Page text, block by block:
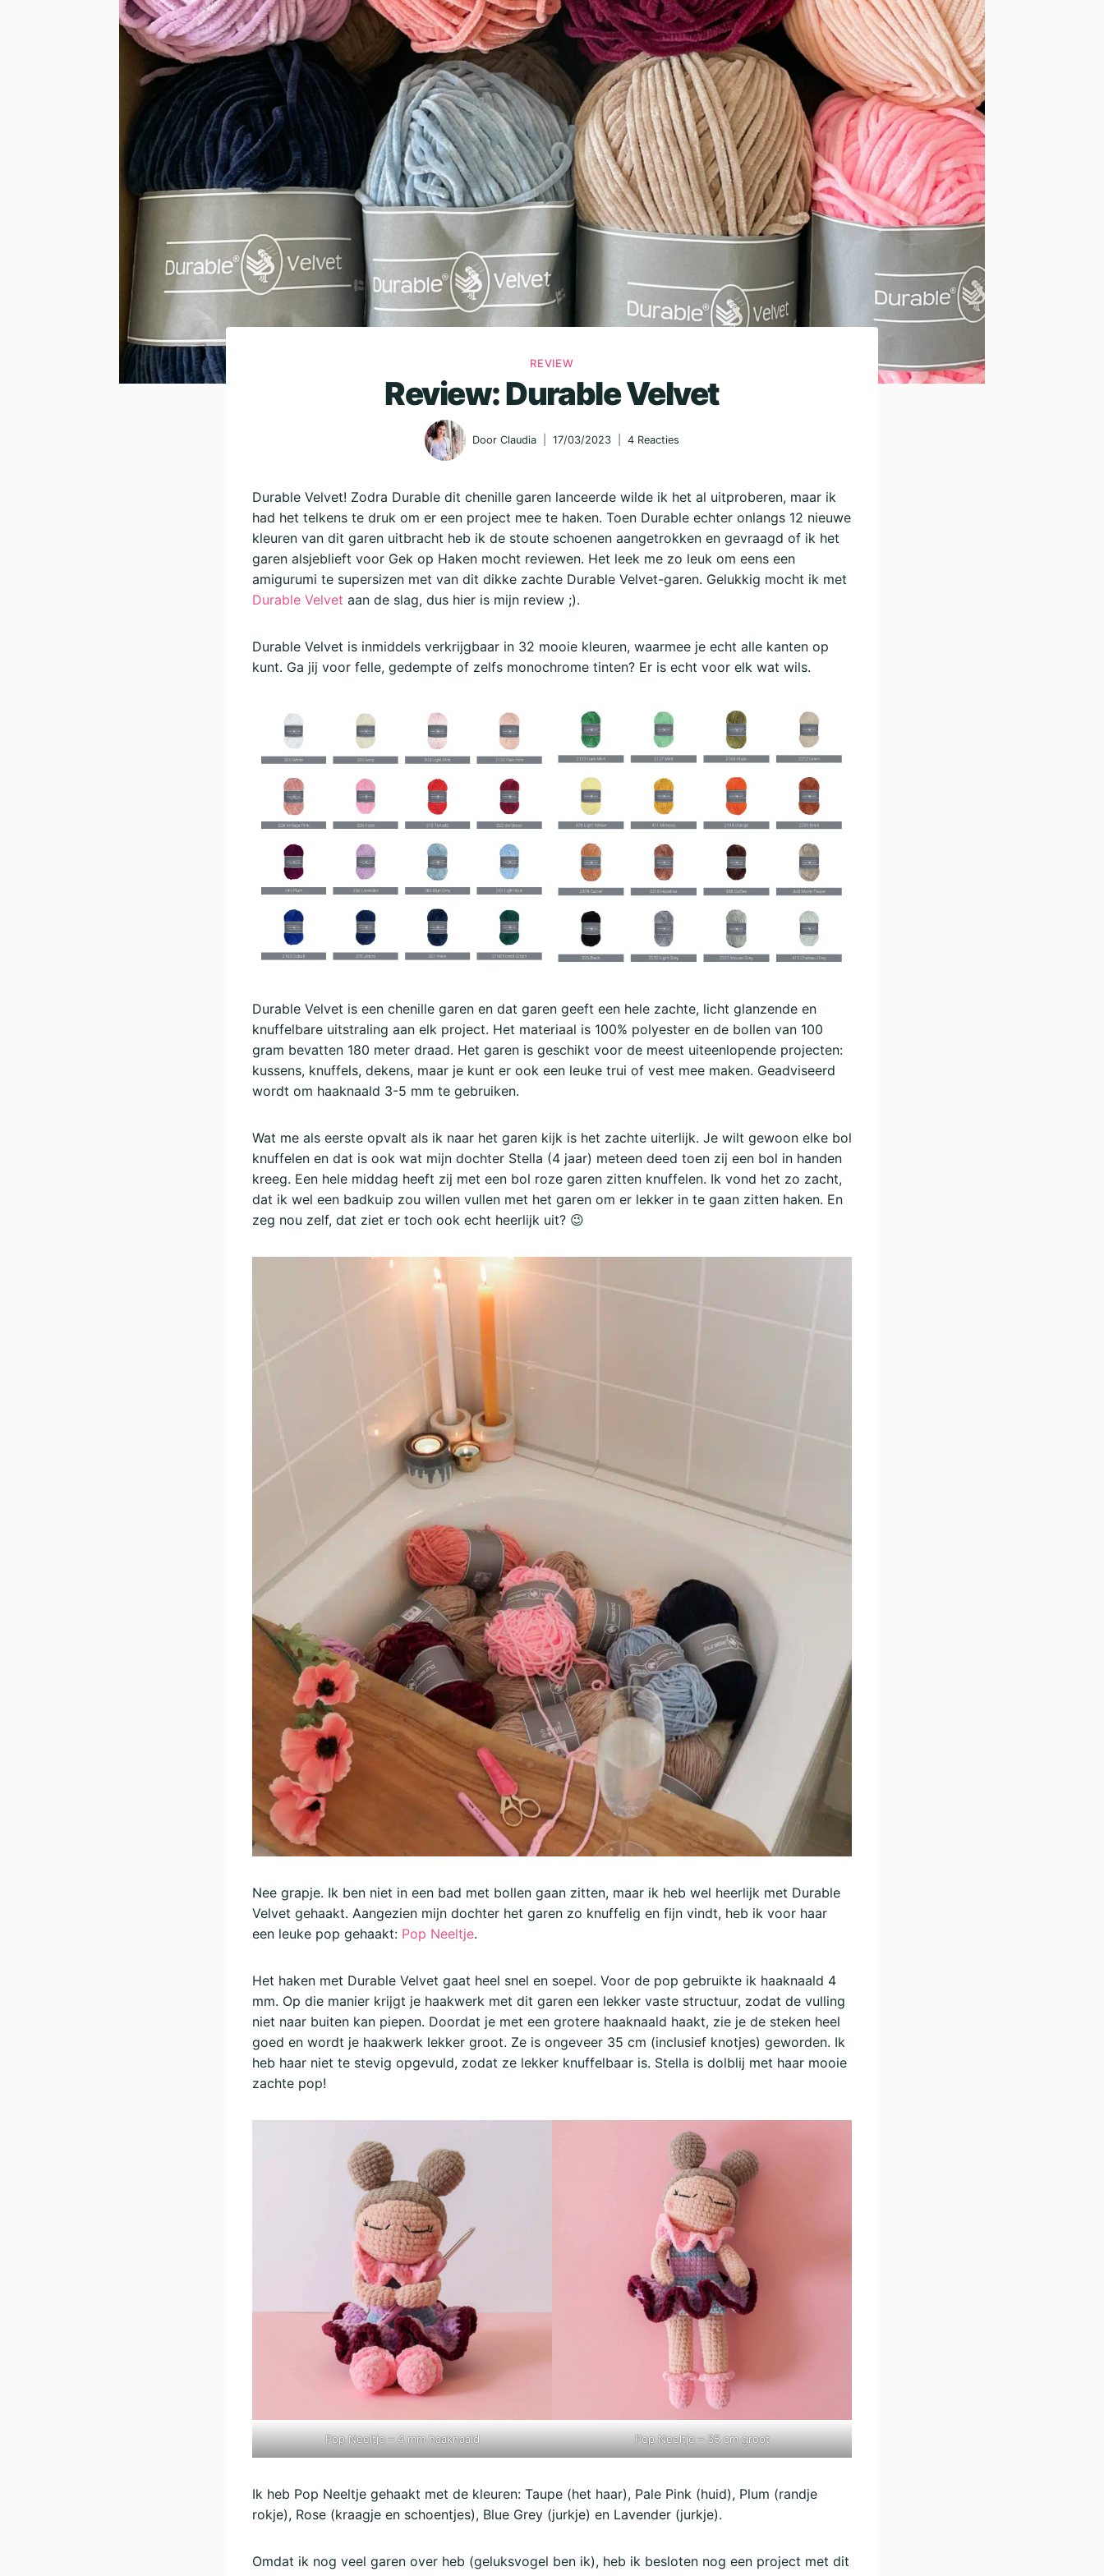
REVIEW
Review: Durable Velvet
Door Claudia 17/03/2023 4 Reacties
Durable Velvet! Zodra Durable dit chenille garen lanceerde wilde ik het al uitproberen, maar ik
had het telkens te druk om er een project mee te haken. Toen Durable echter onlangs 12 nieuwe
kleuren van dit garen uitbracht heb ik de stoute schoenen aangetrokken en gevraagd of ik het
garen alsjeblieft voor Gek op Haken mocht reviewen. Het leek me zo leuk om eens een
amigurumi te supersizen met van dit dikke zachte Durable Velvet-garen. Gelukkig mocht ik met
Durable Velvet aan de slag, dus hier is mijn review ;).
Durable Velvet is inmiddels verkrijgbaar in 32 mooie kleuren, waarmee je echt alle kanten op
kunt. Ga jij voor felle, gedempte of zelfs monochrome tinten? Er is echt voor elk wat wils.
Durable Velvet is een chenille garen en dat garen geeft een hele zachte, licht glanzende en
knuffelbare uitstraling aan elk project. Het materiaal is 100% polyester en de bollen van 100
gram bevatten 180 meter draad. Het garen is geschikt voor de meest uiteenlopende projecten:
kussens, knuffels, dekens, maar je kunt er ook een leuke trui of vest mee maken. Geadviseerd
wordt om haaknaald 3-5 mm te gebruiken.
Wat me als eerste opvalt als ik naar het garen kijk is het zachte uiterlijk. Je wilt gewoon elke bol
knuffelen en dat is ook wat mijn dochter Stella (4 jaar) meteen deed toen zij een bol in handen
kreeg. Een hele middag heeft zij met een bol roze garen zitten knuffelen. Ik vond het zo zacht,
dat ik wel een badkuip zou willen vullen met het garen om er lekker in te gaan zitten haken. En
zeg nou zelf, dat ziet er toch ook echt heerlijk uit? 😉
Nee grapje. Ik ben niet in een bad met bollen gaan zitten, maar ik heb wel heerlijk met Durable
Velvet gehaakt. Aangezien mijn dochter het garen zo knuffelig en fijn vindt, heb ik voor haar
een leuke pop gehaakt: Pop Neeltje.
Het haken met Durable Velvet gaat heel snel en soepel. Voor de pop gebruikte ik haaknaald 4
mm. Op die manier krijgt je haakwerk met dit garen een lekker vaste structuur, zodat de vulling
niet naar buiten kan piepen. Doordat je met een grotere haaknaald haakt, zie je de steken heel
goed en wordt je haakwerk lekker groot. Ze is ongeveer 35 cm (inclusief knotjes) geworden. Ik
heb haar niet te stevig opgevuld, zodat ze lekker knuffelbaar is. Stella is dolblij met haar mooie
zachte pop!
Pop Neeltje– 4 mm haaknaald Pop Neeltje – 35 cm groot
Ik heb Pop Neeltje gehaakt met de kleuren: Taupe (het haar), Pale Pink (huid), Plum (randje
rokje), Rose (kraagje en schoentjes), Blue Grey (jurkje) en Lavender (jurkje).
Omdat ik nog veel garen over heb (geluksvogel ben ik), heb ik besloten nog een project met dit